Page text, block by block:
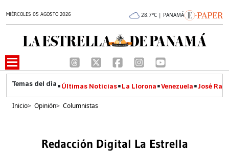
MIÉRCOLES 05 AGOSTO 2026 28.7°C | PANAMÁ
Últimas Noticias La Llorona Venezuela José
Inicio> Opinión> Columnistas
Redacción Digital La Estrella